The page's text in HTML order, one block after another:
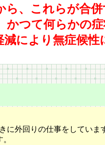
、これらが合
かつて何らかの
により無症候
に外回りの仕事をしていま